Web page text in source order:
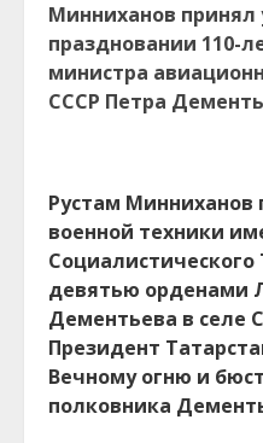
Минниханов принял
праздновании 110-
министра
СССР Петра
Рустам Минниханов
военной техники
девятью орденами
Дементьева в селе
Президент
Вечному огню и
полковника